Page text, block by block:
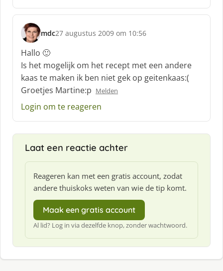
e
f
:
mdc
s
c
h
r
e
e
:
27 augustus 2009 om 10:56
Hallo 🙂
Is het mogelijk om het recept met een andere
kaas te maken ik ben niet gek op geitenkaas:(
Groetjes Martine:p Melden
Login om te reageren
Laat een reactie achter
Reageren kan met een gratis account, zodat
andere thuiskoks weten van wie de tip komt.
Maak een gratis account
Al lid? Log in via dezelfde knop, zonder wachtwoord.